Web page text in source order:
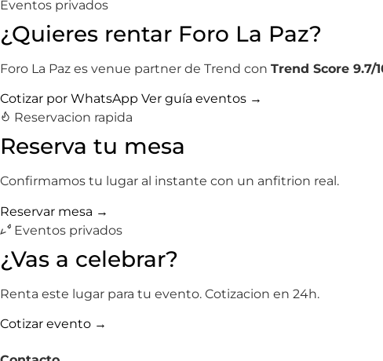
Eventos privados
¿Quieres rentar Foro La Paz?
Foro La Paz es venue partner de Trend con Trend Score 9.7/
Cotizar por WhatsApp Ver guía eventos →
Reservacion rapida
Reserva tu mesa
Confirmamos tu lugar al instante con un anfitrion real.
Reservar mesa →
Eventos privados
¿Vas a celebrar?
Renta este lugar para tu evento. Cotizacion en 24h.
Cotizar evento →